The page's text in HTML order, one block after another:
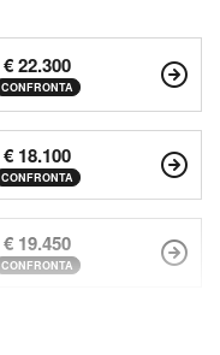
€ 22.300
CONFRONTA
€ 18.100
CONFRONTA
€ 19.450
CONFRONTA